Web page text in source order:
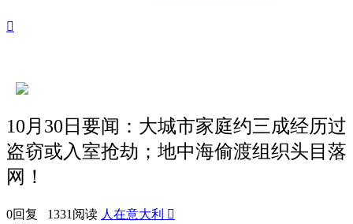

10月30日要闻：大城市家庭约三成经历过
盗窃或入室抢劫；地中海偷渡组织头目落
网！
0回复 1331阅读 人在意大利 